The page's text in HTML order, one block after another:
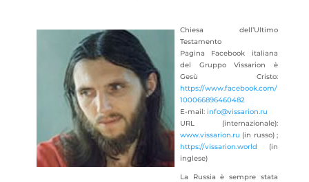
Chiesa dell’Ultimo
Testamento
Pagina Facebook italiana
del Gruppo Vissarion è
Gesù Cristo:
https://www.facebook.com/
100066896460482
E-mail: info@vissarion.ru
URL (internazionale):
www.vissarion.ru (in russo) ;
https://vissarion.world (in
inglese)
La Russia è sempre stata